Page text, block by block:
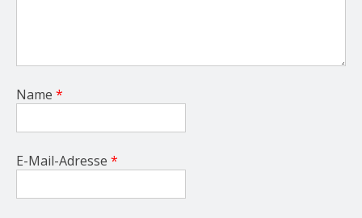
Name *
E-Mail-Adresse *